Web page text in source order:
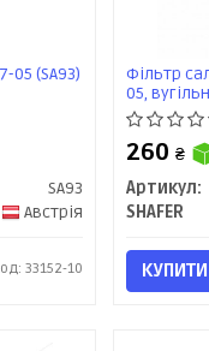
05 (SA93)
SA93
Австрія
33152-10
Фільтр
05,
260₴
Артикул:
SHAFER
КУПИТИ